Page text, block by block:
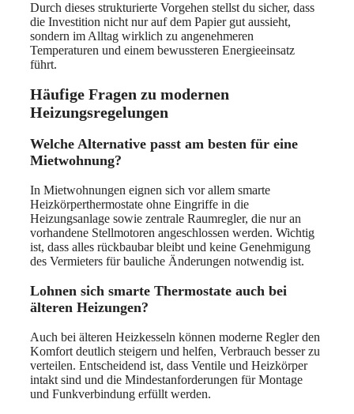
Durch dieses strukturierte Vorgehen stellst du sicher, dass
die Investition nicht nur auf dem Papier gut aussieht,
sondern im Alltag wirklich zu angenehmeren
Temperaturen und einem bewussteren Energieeinsatz
führt.
Häufige Fragen zu modernen
Heizungsregelungen
Welche Alternative passt am besten für eine
Mietwohnung?
In Mietwohnungen eignen sich vor allem smarte
Heizkörperthermostate ohne Eingriffe in die
Heizungsanlage sowie zentrale Raumregler, die nur an
vorhandene Stellmotoren angeschlossen werden. Wichtig
ist, dass alles rückbaubar bleibt und keine Genehmigung
des Vermieters für bauliche Änderungen notwendig ist.
Lohnen sich smarte Thermostate auch bei
älteren Heizungen?
Auch bei älteren Heizkesseln können moderne Regler den
Komfort deutlich steigern und helfen, Verbrauch besser zu
verteilen. Entscheidend ist, dass Ventile und Heizkörper
intakt sind und die Mindestanforderungen für Montage
und Funkverbindung erfüllt werden.